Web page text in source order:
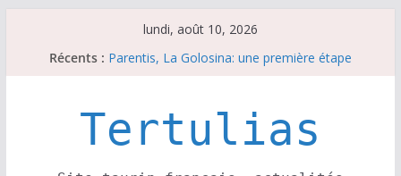
lundi, août 10, 2026
Récents : Parentis, La Golosina: une première étape
Les brèves du dimanche 9 août
Coup de foudre à Soustons
Tertulias